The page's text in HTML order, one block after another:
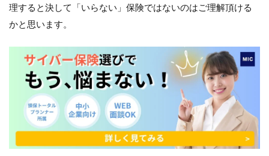
理すると決して「いらない」保険ではないのはご理解頂ける
かと思います。